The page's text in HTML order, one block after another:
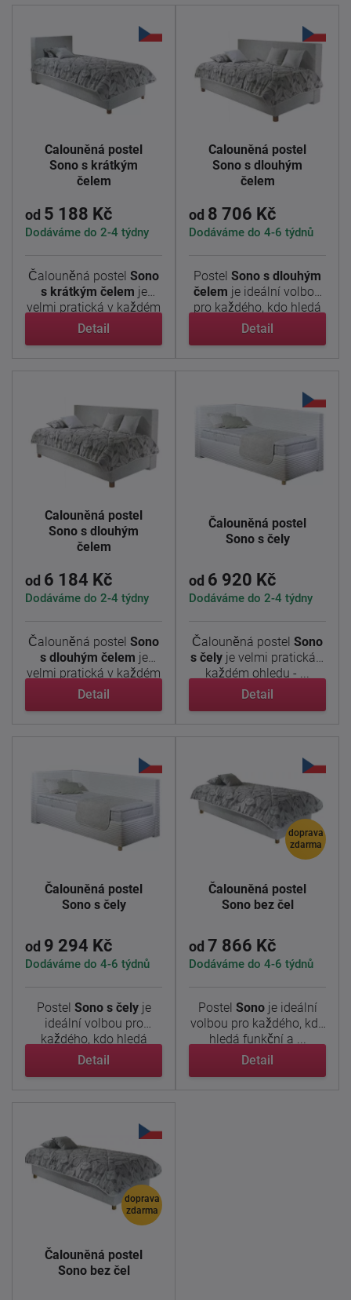
Čalouněná postel
Sono s krátkým
čelem
od 5 188 Kč
Dodáváme do 2-4 týdny
Čalouněná postel Sono
s krátkým čelem je
velmi pratická v každém
...
Detail
Čalouněná postel
Sono s dlouhým
čelem
od 8 706 Kč
Dodáváme do 4-6 týdnů
Postel Sono s dlouhým
čelem je ideální volbou
pro každého, kdo hledá
...
Detail
Čalouněná postel
Sono s dlouhým
čelem
od 6 184 Kč
Dodáváme do 2-4 týdny
Čalouněná postel Sono
s dlouhým čelem je
velmi pratická v každém
...
Detail
Čalouněná postel
Sono s čely
od 6 920 Kč
Dodáváme do 2-4 týdny
Čalouněná postel Sono
s čelyje velmi pratická v
každém ohledu - ...
Detail
Čalouněná postel
Sono s čely
od 9 294 Kč
Dodáváme do 4-6 týdnů
Postel Sono s čely je
ideální volbou pro
každého, kdo hledá
funkční a ...
Detail
doprava
zdarma
Čalouněná postel
Sono bez čel
od 7 866 Kč
Dodáváme do 4-6 týdnů
Postel Sonoje ideální
volbou pro každého, kdo
hledá funkční a ...
Detail
doprava
zdarma
Čalouněná postel
Sono bez čel